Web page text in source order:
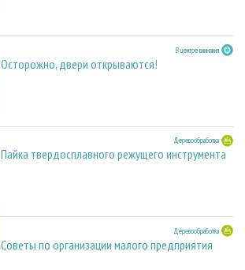
В центре внимания
Осторожно, двери открываются!
Деревообработка
Пайка твердосплавного режущего инструмента
Деревообработка
Советы по организации малого предприятия